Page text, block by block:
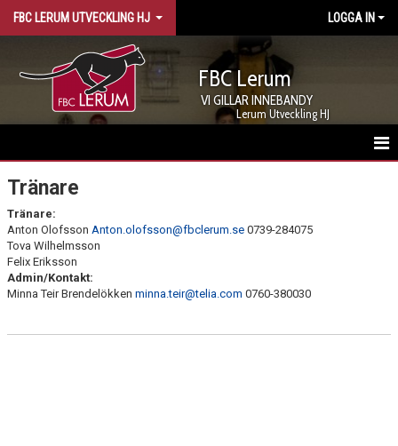
FBC LERUM UTVECKLING HJ LOGGA IN
FBC Lerum
VI GILLAR INNEBANDY
Lerum Utveckling HJ
HEM
NYHETER
KALENDER
TRUPPEN
BILDGALLERI
Tränare
Tränare:
Anton Olofsson Anton.olofsson@fbclerum.se 0739-284075
Tova Wilhelmsson
Felix Eriksson
Admin/Kontakt:
Minna Teir Brendelökken minna.teir@telia.com 0760-380030